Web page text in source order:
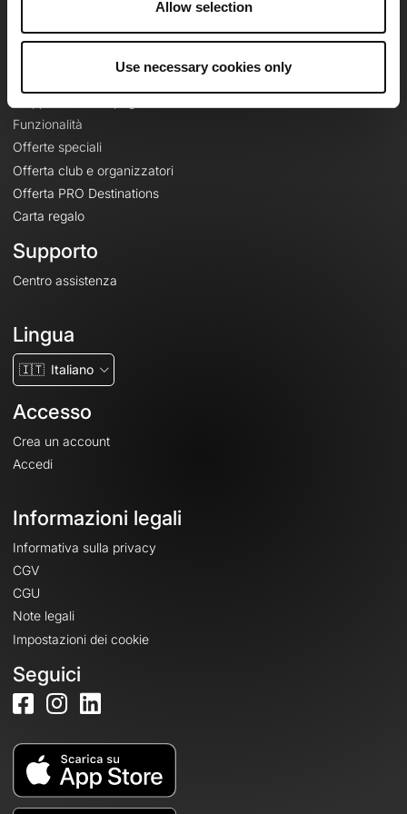
Allow selection
Use necessary cookies only
Le Mag'
Funzionalità
Offerte speciali
Offerta club e organizzatori
Offerta PRO Destinations
Carta regalo
Supporto
Centro assistenza
Lingua
🇮🇹 Italiano
Accesso
Crea un account
Accedi
Informazioni legali
Informativa sulla privacy
CGV
CGU
Note legali
Impostazioni dei cookie
Seguici